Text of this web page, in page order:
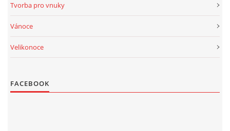
Tvorba pro vnuky
Vánoce
Velikonoce
FACEBOOK